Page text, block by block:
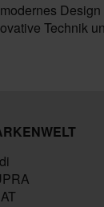
Technik